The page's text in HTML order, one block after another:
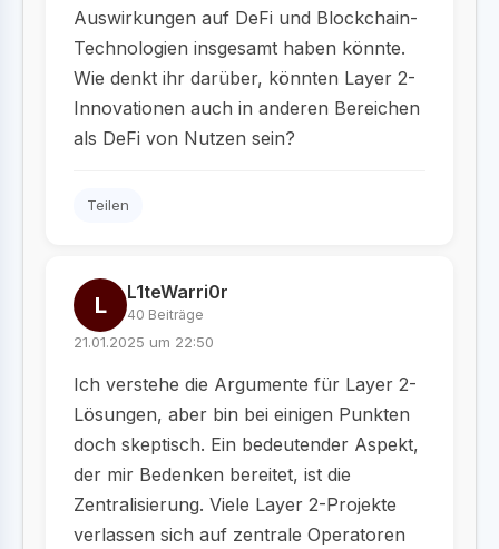
Auswirkungen auf DeFi und Blockchain-
Technologien insgesamt haben könnte.
Wie denkt ihr darüber, könnten Layer 2-
Innovationen auch in anderen Bereichen
als DeFi von Nutzen sein?
Teilen
L L1teWarri0r
40 Beiträge
21.01.2025 um 22:50
Ich verstehe die Argumente für Layer 2-
Lösungen, aber bin bei einigen Punkten
doch skeptisch. Ein bedeutender Aspekt,
der mir Bedenken bereitet, ist die
Zentralisierung. Viele Layer 2-Projekte
verlassen sich auf zentrale Operatoren